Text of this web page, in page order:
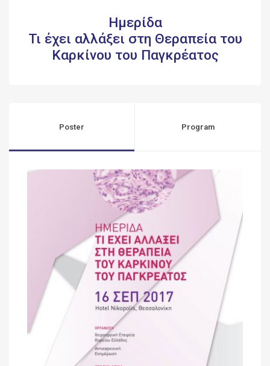
Ημερίδα
Τι έχει αλλάξει στη Θεραπεία του
Καρκίνου του Παγκρέατος
Poster Program